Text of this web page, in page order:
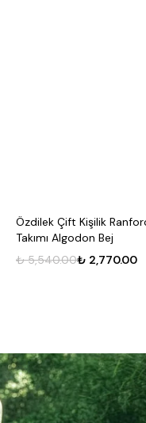
Cotton Box Modern Çift
Takımı Will Antrasit
₺ 4,580.00₺ 2,290.00